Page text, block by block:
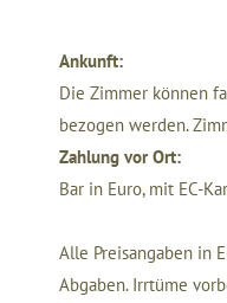
Ankunft:
Die Zimmer können
bezogen werden.
Zahlung vor Ort:
Bar in Euro, mit EC-
Alle Preisangaben in
Abgaben. Irrtüme